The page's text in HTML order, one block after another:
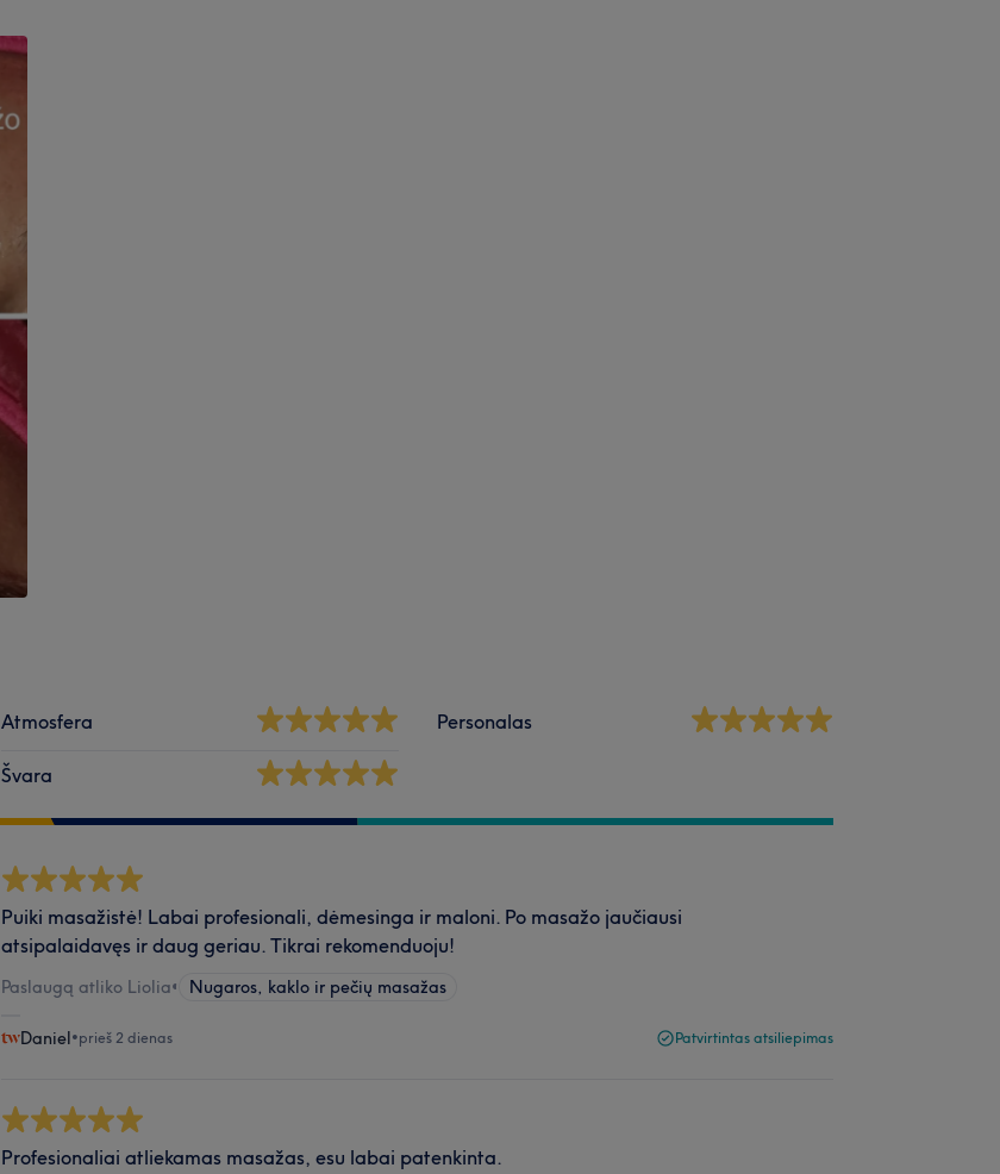
Atmosfera
Švara
Personalas
Puiki masažistė! Labai profesionali, dėmesinga ir maloni. Po masažo jaučiausi
atsipalaidavęs ir daug geriau. Tikrai rekomenduoju!
Paslaugą atliko Liolia• Nugaros, kaklo ir pečių masažas
Daniel•prieš 2 dienas Patvirtintas atsiliepimas
Profesionaliai atliekamas masažas, esu labai patenkinta.